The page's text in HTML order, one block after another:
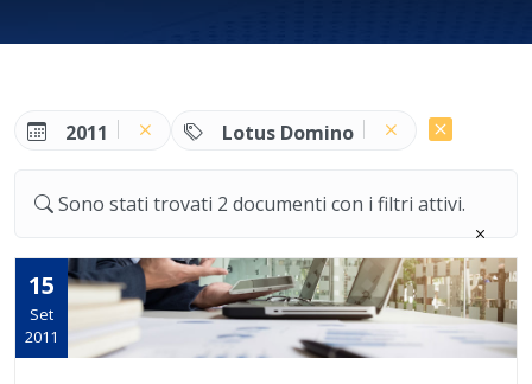
2011 Lotus Domino
Sono stati trovati 2 documenti con i filtri attivi.
15
Set
2011